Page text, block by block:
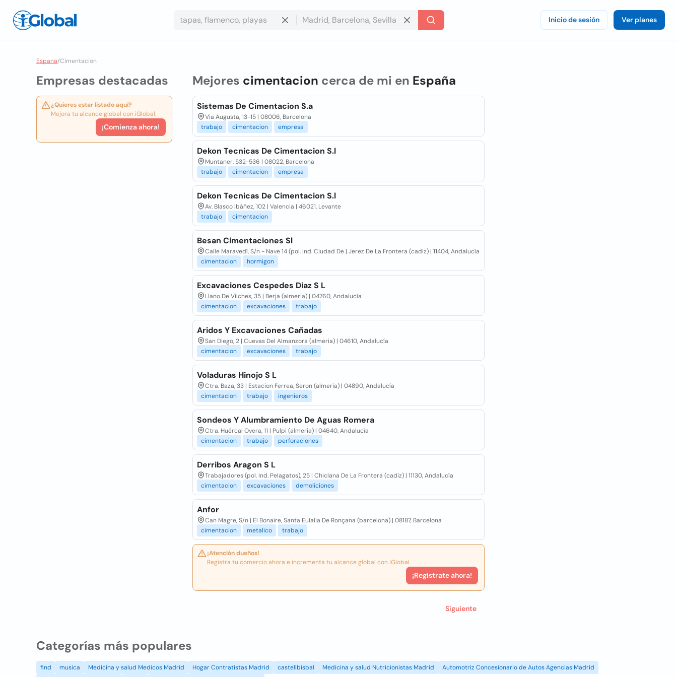
Inicio de sesión Ver planes
Espana/Cimentacion
Empresas destacadas
¿Quieres estar listado aquí?
Mejora tu alcance global con iGlobal.
¡Comienza ahora!
Mejores cimentacion cerca de mi en España
Sistemas De Cimentacion S.a
Via Augusta, 13-15 | 08006, Barcelona
trabajo
cimentacion empresa
Dekon Tecnicas De Cimentacion S.l
Muntaner, 532-536 | 08022, Barcelona
trabajo
cimentacion empresa
Dekon Tecnicas De Cimentacion S.l
Av. Blasco Ibáñez, 102 | Valencia | 46021, Levante
trabajo
cimentacion
Besan Cimentaciones Sl
Calle Maravedí, S/n - Nave 14 (pol. Ind. Ciudad De | Jerez De La Frontera (cadiz) | 11404, Andalucía
cimentacion
hormigon
Excavaciones Cespedes Diaz S L
Llano De Vilches, 35 | Berja (almeria) | 04760, Andalucía
cimentacion
excavaciones trabajo
Aridos Y Excavaciones Cañadas
San Diego, 2 | Cuevas Del Almanzora (almeria) | 04610, Andalucía
cimentacion
excavaciones trabajo
Voladuras Hinojo S L
Ctra. Baza, 33 | Estacion Ferrea, Seron (almeria) | 04890, Andalucía
cimentacion
trabajo ingenieros
Sondeos Y Alumbramiento De Aguas Romera
Ctra. Huércal Overa, 11 | Pulpi (almeria) | 04640, Andalucía
cimentacion
trabajo perforaciones
Derribos Aragon S L
Trabajadores (pol. Ind. Pelagatos), 25 | Chiclana De La Frontera (cadiz) | 11130, Andalucía
cimentacion
excavaciones demoliciones
Anfor
Can Magre, S/n | El Bonaire, Santa Eulalia De Ronçana (barcelona) | 08187, Barcelona
cimentacion
metalico trabajo
¡Atención dueños!
Registra tu comercio ahora e incrementa tu alcance global con iGlobal.
¡Registrate ahora!
Siguiente
Categorías más populares
find musica Medicina y salud Medicos Madrid Hogar Contratistas Madrid castellbisbal Medicina y salud Nutricionistas Madrid
Automotriz Concesionario de Autos Agencias Madrid